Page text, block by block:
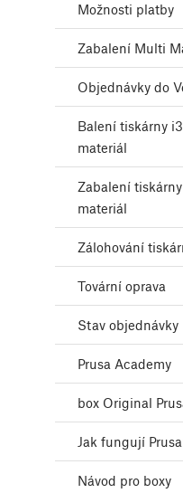
Možnosti platby
Zabalení Multi
Objednávky do
Balení tiskárny
materiál
Zabalení
materiál
Zálohování
Tovární oprava
Stav objednávky
Prusa Academy
box Original
Jak fungují
Návod pro boxy